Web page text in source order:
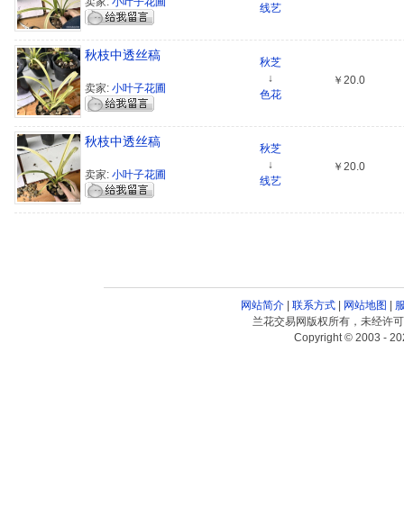
线艺
秋枝中透丝稿
卖家: 小叶子花圃
秋芝
↓
色花
￥20.0
秋枝中透丝稿
卖家: 小叶子花圃
秋芝
↓
线艺
￥20.0
网站简介| 联系方式| 网站地图
兰花交易网版权所有，未经许
Copyright © 2003 -